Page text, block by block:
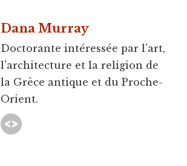
Dana Murray
Doctorante intéressée par l'art,
l'architecture et la religion de
la Grèce antique et du Proche-
Orient.